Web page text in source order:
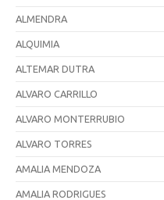
ALMENDRA
ALQUIMIA
ALTEMAR DUTRA
ALVARO CARRILLO
ALVARO MONTERRUBIO
ALVARO TORRES
AMALIA MENDOZA
AMALIA RODRIGUES